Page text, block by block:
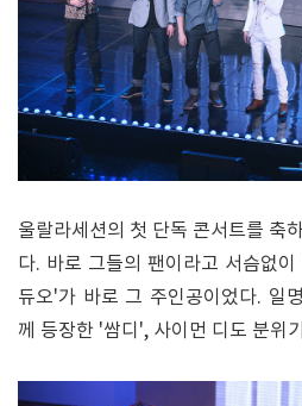
울랄라세션의 첫 단독 콘서트를 축
다. 바로 그들의 팬이라고 서슴없
듀오'가 바로 그 주인공이었다. 일
께 등장한 '쌈디', 사이먼 디도 분위